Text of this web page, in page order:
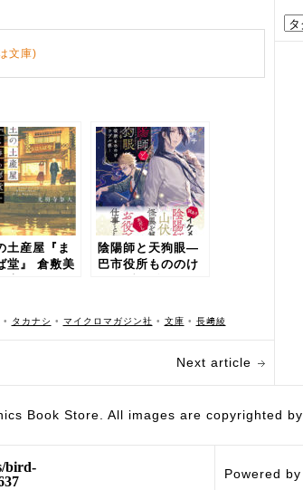
文庫)
土産屋『ま
堂』 倉敷美
陰陽師と天狗眼―
巴市役所もののけ
• タカナシ • マイクロマガジン社 • 文庫 • 長﨑綾
Next article
Book Store. All images are copyrighted
Powered
bird-